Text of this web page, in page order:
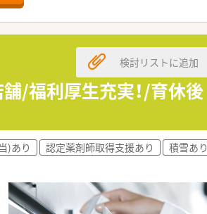
/福利厚生充実！/育休後
検討リストに追加
)あり 認定薬剤師取得支援あり
積雪あり